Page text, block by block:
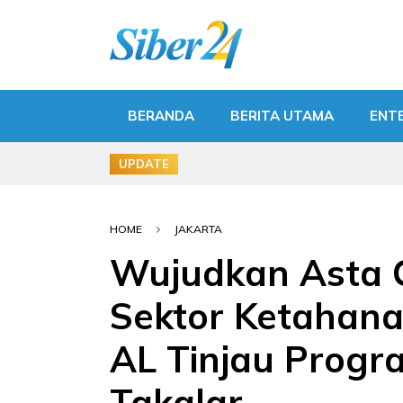
BERANDA BERITA UTAMA
UPDATE
HOME JAKARTA
Wujudkan Asta
Sektor
AL Tinjau